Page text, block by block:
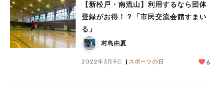
【新松戸・南流山】利用するなら団体
登録がお得！？「市民交流会館すまい
る」
村島由夏
2022年3月9日 スポーツの日 6